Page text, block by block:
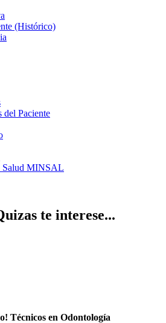
(Histórico)
del Paciente
Salud MINSAL
te interese...
Técnicos en Odontología